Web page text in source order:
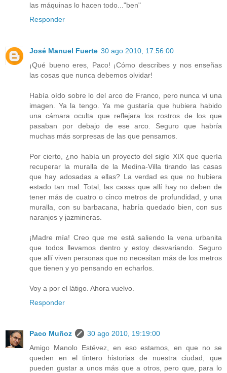
las máquinas lo hacen todo..."ben"
Responder
José Manuel Fuerte 30 ago 2010, 17:56:00
¡Qué bueno eres, Paco! ¡Cómo describes y nos enseñas
las cosas que nunca debemos olvidar!
Había oído sobre lo del arco de Franco, pero nunca vi una
imagen. Ya la tengo. Ya me gustaría que hubiera habido
una cámara oculta que reflejara los rostros de los que
pasaban por debajo de ese arco. Seguro que habría
muchas más sorpresas de las que pensamos.
Por cierto, ¿no había un proyecto del siglo XIX que quería
recuperar la muralla de la Medina-Villa tirando las casas
que hay adosadas a ellas? La verdad es que no hubiera
estado tan mal. Total, las casas que allí hay no deben de
tener más de cuatro o cinco metros de profundidad, y una
muralla, con su barbacana, habría quedado bien, con sus
naranjos y jazmineras.
¡Madre mía! Creo que me está saliendo la vena urbanita
que todos llevamos dentro y estoy desvariando. Seguro
que allí viven personas que no necesitan más de los metros
que tienen y yo pensando en echarlos.
Voy a por el látigo. Ahora vuelvo.
Responder
Paco Muñoz
30 ago 2010, 19:19:00
Amigo Manolo Estévez, en eso estamos, en que no se
queden en el tintero historias de nuestra ciudad, que
pueden gustar a unos más que a otros, pero que, para lo